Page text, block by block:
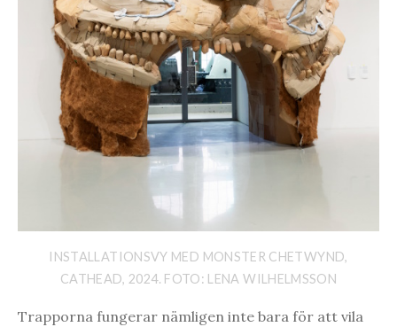
INSTALLATIONSVY MED MONSTER CHETWYND,
CATHEAD, 2024. FOTO: LENA WILHELMSSON
Trapporna fungerar nämligen inte bara för att vila